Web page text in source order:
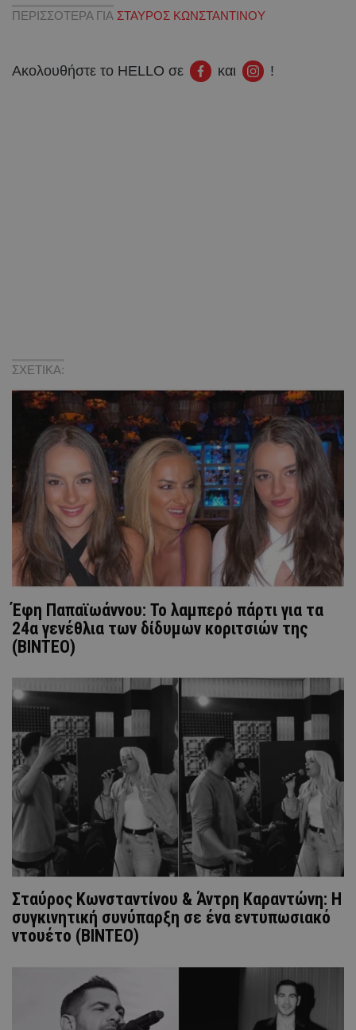
ΠΕΡΙΣΣΟΤΕΡΑ ΓΙΑ ΣΤΑΥΡΟΣ ΚΩΝΣΤΑΝΤΙΝΟΥ
Ακολουθήστε το HELLO σε και !
ΣΧΕΤΙΚΑ:
Έφη Παπαϊωάννου: Το λαμπερό πάρτι για τα
24α γενέθλια των δίδυμων κοριτσιών της
(ΒΙΝΤΕΟ)
Σταύρος Κωνσταντίνου & Άντρη Καραντώνη: H
συγκινητική συνύπαρξη σε ένα εντυπωσιακό
ντουέτο (ΒΙΝΤΕΟ)